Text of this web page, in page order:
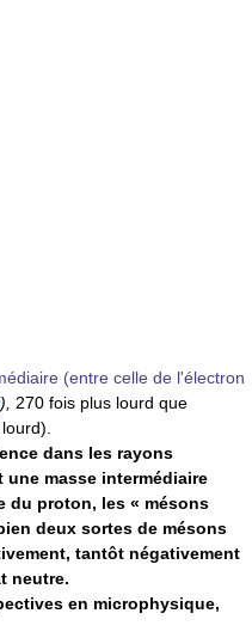
(entre celle de l'électron
), 270 fois plus lourd que
dans les rayons
masse intermédiaire
du proton, les « mésons
deux sortes de mésons
tantôt négativement
neutre.
en microphysique,